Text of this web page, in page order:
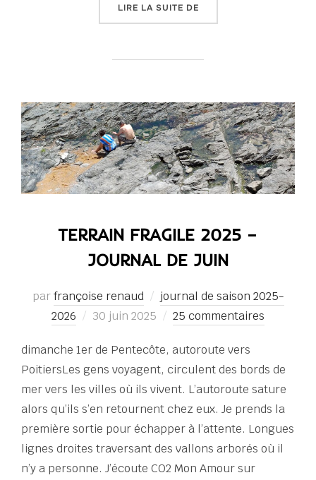
LIRE LA SUITE DE« TERRAIN FRAGILE
TERRAIN FRAGILE 2025 –
JOURNAL DE JUIN
parfrançoise renaud
journal de saison 2025-
2026
Publié
30 juin 2025 25 commentaires
dimanche 1er de Pentecôte, autoroute vers
PoitiersLes gens voyagent, circulent des bords de
mer vers les villes où ils vivent. L’autoroute sature
alors qu’ils s’en retournent chez eux. Je prends la
première sortie pour échapper à l’attente. Longues
lignes droites traversant des vallons arborés où il
n’y a personne. J’écoute CO2 Mon Amour sur